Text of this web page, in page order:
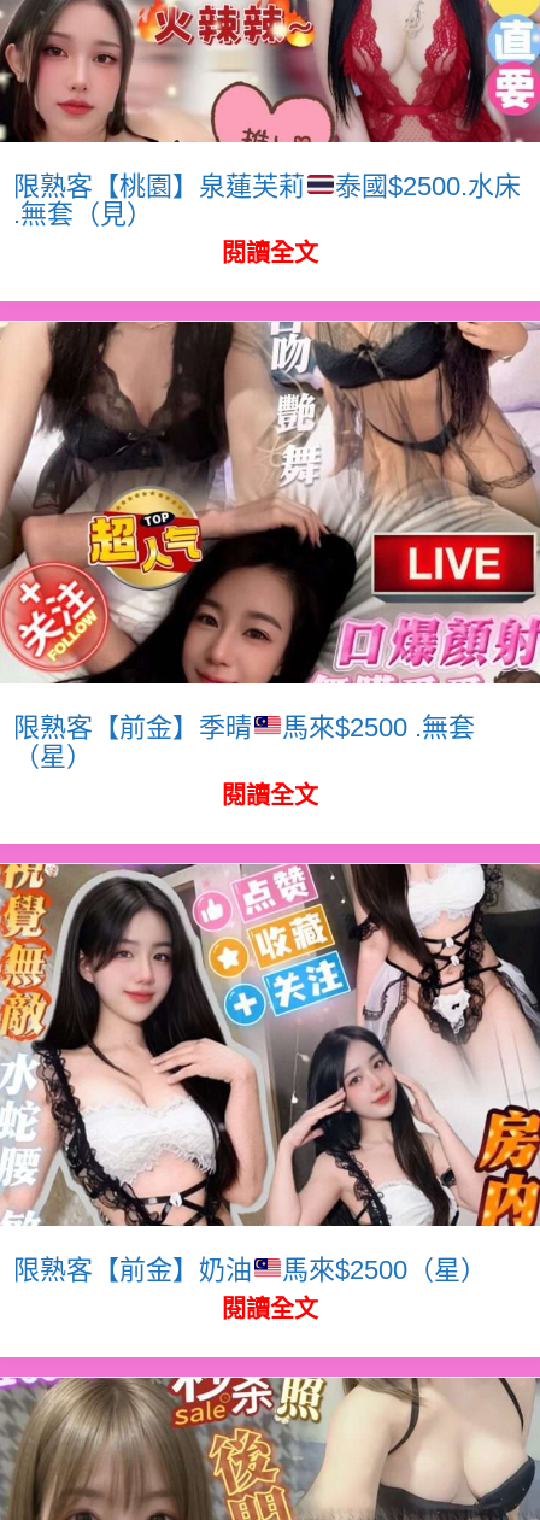
限熟客【桃園】泉蓮芙莉
泰國$2500.水床
.無套（見）
閱讀全文
限熟客【前金】季晴
馬來$2500 .無套
（星）
閱讀全文
限熟客【前金】奶油 馬來$2500（星）
閱讀全文